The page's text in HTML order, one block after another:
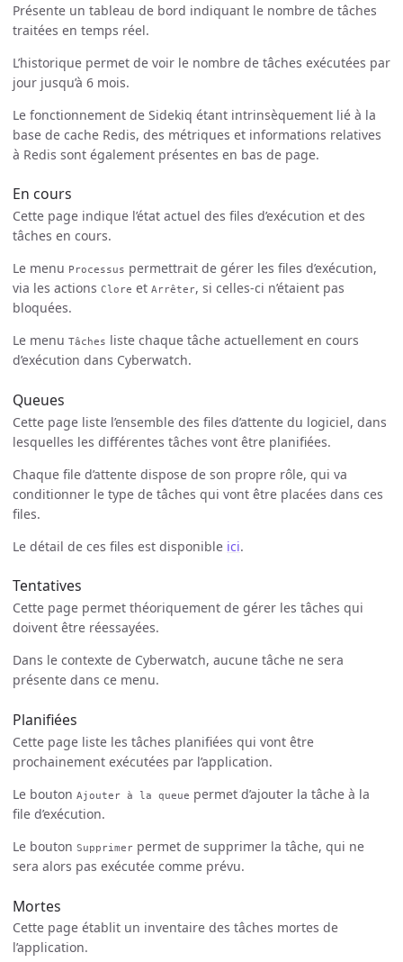
Présente un tableau de bord indiquant le nombre de tâches
traitées en temps réel.
L’historique permet de voir le nombre de tâches exécutées par
jour jusqu’à 6 mois.
Le fonctionnement de Sidekiq étant intrinsèquement lié à la
base de cache Redis, des métriques et informations relatives
à Redis sont également présentes en bas de page.
En cours
Cette page indique l’état actuel des files d’exécution et des
tâches en cours.
Le menu Processus permettrait de gérer les files d’exécution,
via les actions Clore et Arrêter, si celles-ci n’étaient pas
bloquées.
Le menu Tâches liste chaque tâche actuellement en cours
d’exécution dans Cyberwatch.
Queues
Cette page liste l’ensemble des files d’attente du logiciel, dans
lesquelles les différentes tâches vont être planifiées.
Chaque file d’attente dispose de son propre rôle, qui va
conditionner le type de tâches qui vont être placées dans ces
files.
Le détail de ces files est disponible ici.
Tentatives
Cette page permet théoriquement de gérer les tâches qui
doivent être réessayées.
Dans le contexte de Cyberwatch, aucune tâche ne sera
présente dans ce menu.
Planifiées
Cette page liste les tâches planifiées qui vont être
prochainement exécutées par l’application.
Le bouton Ajouter à la queue permet d’ajouter la tâche à la
file d’exécution.
Le bouton Supprimer permet de supprimer la tâche, qui ne
sera alors pas exécutée comme prévu.
Mortes
Cette page établit un inventaire des tâches mortes de
l’application.